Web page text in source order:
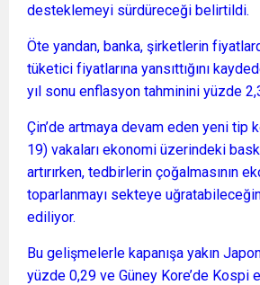
desteklemeyi sürdüreceği belirtildi.
Öte yandan, banka, şirketlerin
tüketici fiyatlarına yansıttığını
yıl sonu enflasyon tahminini yüzde
Çin’de artmaya devam eden yeni tip
19) vakaları ekonomi üzerindeki
artırırken, tedbirlerin çoğalmasının
toparlanmayı sekteye
ediliyor.
Bu gelişmelerle kapanışa yakın
yüzde 0,29 ve Güney Kore’de Kospi